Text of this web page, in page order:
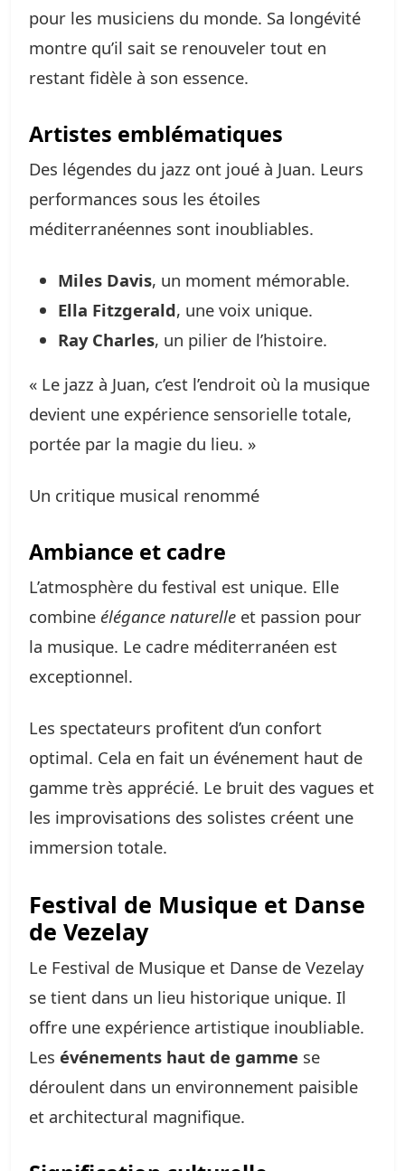
pour les musiciens du monde. Sa longévité
montre qu’il sait se renouveler tout en
restant fidèle à son essence.
Artistes emblématiques
Des légendes du jazz ont joué à Juan. Leurs
performances sous les étoiles
méditerranéennes sont inoubliables.
Miles Davis, un moment mémorable.
Ella Fitzgerald, une voix unique.
Ray Charles, un pilier de l’histoire.
« Le jazz à Juan, c’est l’endroit où la musique
devient une expérience sensorielle totale,
portée par la magie du lieu. »
Un critique musical renommé
Ambiance et cadre
L’atmosphère du festival est unique. Elle
combine élégance naturelle et passion pour
la musique. Le cadre méditerranéen est
exceptionnel.
Les spectateurs profitent d’un confort
optimal. Cela en fait un événement haut de
gamme très apprécié. Le bruit des vagues et
les improvisations des solistes créent une
immersion totale.
Festival de Musique et Danse
de Vezelay
Le Festival de Musique et Danse de Vezelay
se tient dans un lieu historique unique. Il
offre une expérience artistique inoubliable.
Les événements haut de gamme se
déroulent dans un environnement paisible
et architectural magnifique.